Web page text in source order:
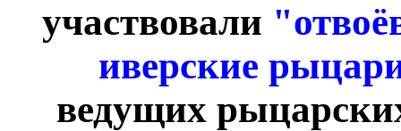
участвовали
иверские
ведущих